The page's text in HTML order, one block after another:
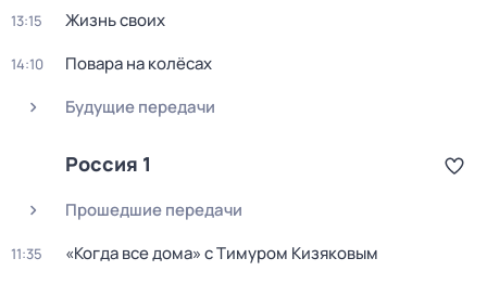
13:15 Жизнь своих
14:10
Повара на колёсах
Будущие передачи
Россия 1
Прошедшие передачи
11:35 «Когда все дома» с Тимуром Кизяковым